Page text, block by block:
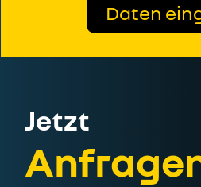
Daten
Jetzt